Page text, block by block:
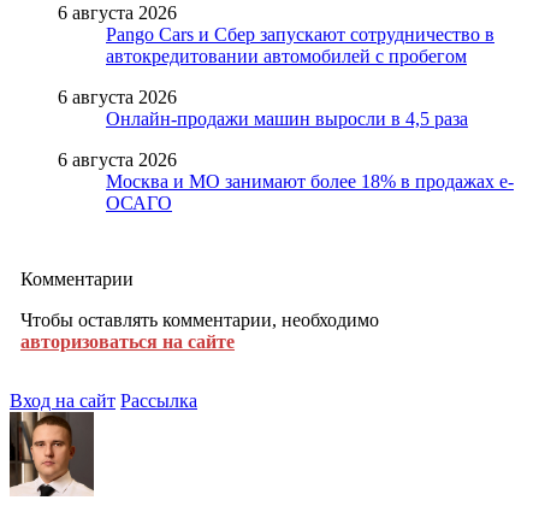
6 августа 2026
Pango Cars и Сбер запускают сотрудничество в
автокредитовании автомобилей с пробегом
6 августа 2026
Онлайн-продажи машин выросли в 4,5 раза
6 августа 2026
Москва и МО занимают более 18% в продажах е-
ОСАГО
Комментарии
Чтобы оставлять комментарии, необходимо
авторизоваться на сайте
Вход на сайт Рассылка